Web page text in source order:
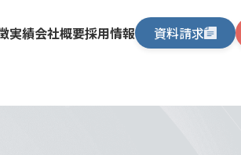
実績会社概要採用情報 資料請求